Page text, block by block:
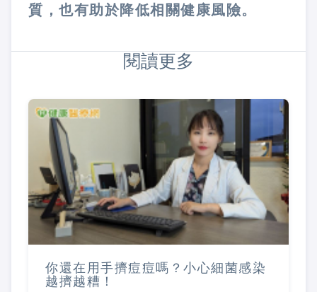
質，也有助於降低相關健康風險。
閱讀更多
你還在用手擠痘痘嗎？小心細菌感染
越擠越糟！